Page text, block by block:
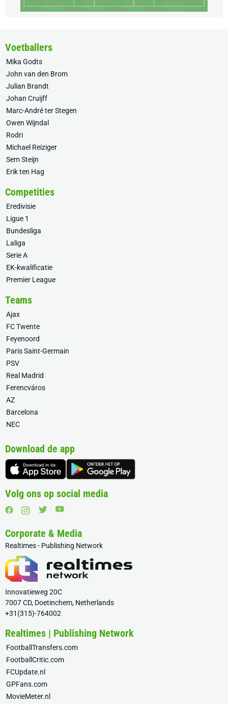
Voetballers
Mika Godts
John van den Brom
Julian Brandt
Johan Cruijff
Marc-André ter Stegen
Owen Wijndal
Rodri
Michael Reiziger
Sem Steijn
Erik ten Hag
Competities
Eredivisie
Ligue 1
Bundesliga
Laliga
Serie A
EK-kwalificatie
Premier League
Teams
Ajax
FC Twente
Feyenoord
Paris Saint-Germain
PSV
Real Madrid
Ferencváros
AZ
Barcelona
NEC
Download de app
Volg ons op social media
Corporate & Media
Realtimes - Publishing Network
Innovatieweg 20C
7007 CD, Doetinchem, Netherlands
+31(315)-764002
Realtimes | Publishing Network
FootballTransfers.com
FootballCritic.com
FCUpdate.nl
GPFans.com
MovieMeter.nl